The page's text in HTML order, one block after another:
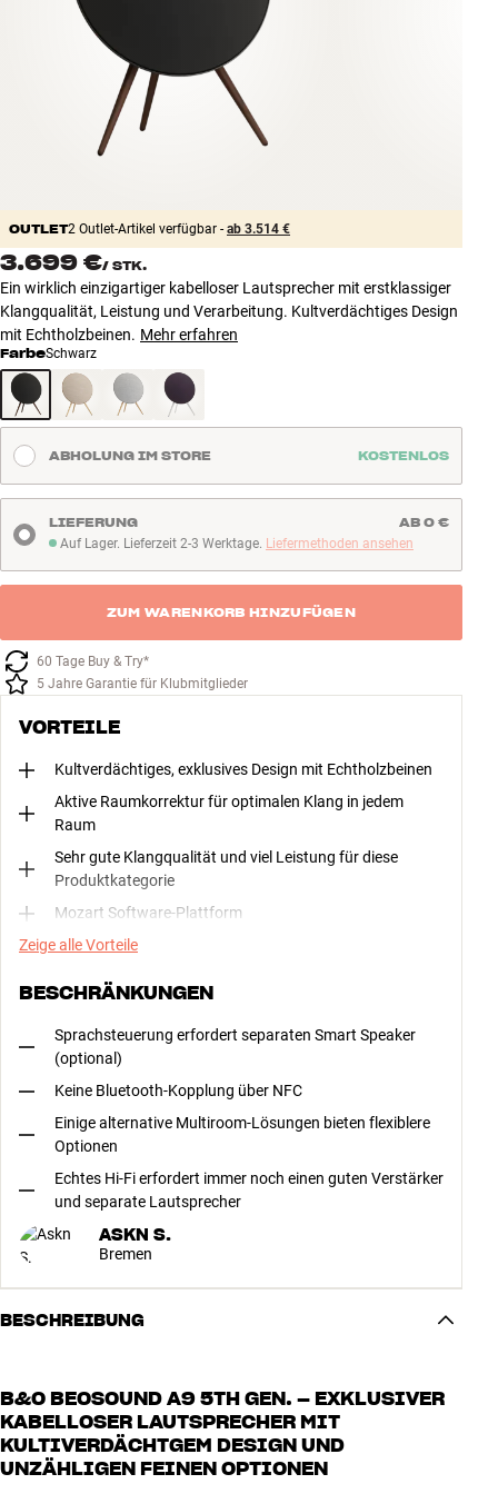
Zubehör
INSPIRATION
MARKEN
ANGEBOTE
Store Finden
Kundendienst
Anmelden
Kundendienst
Bauen mit Klang
OUTLET2 Outlet-Artikel verfügbar - ab 3.514 €
3.699 €/ STK.
Ein wirklich einzigartiger kabelloser Lautsprecher mit erstklassiger
Klangqualität, Leistung und Verarbeitung. Kultverdächtiges Design
mit Echtholzbeinen. Mehr erfahren
FarbeSchwarz
ABHOLUNG IM STORE KOSTENLOS
Auf Lager. Lieferzeit 2-3 Werktage
Auf Lager. Lieferzeit 2-3 Werktage. Liefermethoden ansehen
LIEFERUNG AB 0 €
ZUM WARENKORB HINZUFÜGEN
60 Tage Buy & Try*
5 Jahre Garantie für Klubmitglieder
VORTEILE
Kultverdächtiges, exklusives Design mit Echtholzbeinen
Aktive Raumkorrektur für optimalen Klang in jedem
Raum
Sehr gute Klangqualität und viel Leistung für diese
Produktkategorie
Mozart Software-Plattform
Zeige alle Vorteile
BESCHRÄNKUNGEN
Sprachsteuerung erfordert separaten Smart Speaker
(optional)
Keine Bluetooth-Kopplung über NFC
Einige alternative Multiroom-Lösungen bieten flexiblere
Optionen
Echtes Hi-Fi erfordert immer noch einen guten Verstärker
und separate Lautsprecher
ASKN S.
Bremen
BESCHREIBUNG
B&O BEOSOUND A9 5TH GEN. – EXKLUSIVER
KABELLOSER LAUTSPRECHER MIT
KULTIVERDÄCHTGEM DESIGN UND
UNZÄHLIGEN FEINEN OPTIONEN